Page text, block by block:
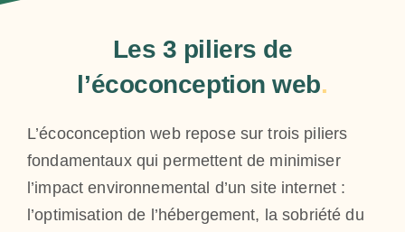
Les 3 piliers de
l’écoconception web.
L’écoconception web repose sur trois piliers
fondamentaux qui permettent de minimiser
l’impact environnemental d’un site internet :
l’optimisation de l’hébergement, la sobriété du